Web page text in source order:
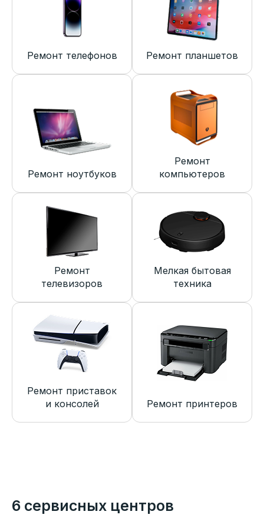
Ремонт телефонов Ремонт планшетов
Ремонт ноутбуков
Ремонт
компьютеров
Ремонт
телевизоров
Мелкая бытовая
техника
Ремонт приставок
и консолей
Ремонт принтеров
6 сервисных центров